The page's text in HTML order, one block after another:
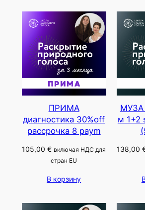
ПРИМА
диагностика 30%off
рассрочка 8 paym
105,00€ включая НДС для
стран EU
В корзину
МУЗА
м 1+2
138,00